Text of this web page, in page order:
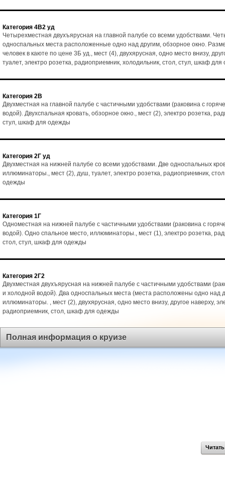
Категория 4В2 уд
Четырехместная двухъярусная на главной палубе со всеми удобствами.
односпальных места расположенные одно над другим, обзорное окно.
человек в каюте по цене 3Б уд., мест (4), двухярусная, одно место внизу,
туалет, электро розетка, радиоприемник, холодильник, стол, стул, шкаф
Категория 2В
Двухместная на главной палубе с частичными удобствами (раковина с
водой). Двухспальная кровать, обзорное окно., мест (2), электро розетка,
стул, шкаф для одежды
Категория 2Г уд
Двухместная на нижней палубе со всеми удобствами. Две односпальных
иллюминаторы., мест (2), душ, туалет, электро розетка, радиоприемник,
одежды
Категория 1Г
Одноместная на нижней палубе с частичными удобствами (раковина с
водой). Одно спальное место, иллюминаторы., мест (1), электро розетка,
стол, стул, шкаф для одежды
Категория 2Г2
Двухместная двухъярусная на нижней палубе с частичными удобствами
и холодной водой). Два односпальных места (места расположены одно над
иллюминаторы. , мест (2), двухярусная, одно место внизу, другое наверху,
радиоприемник, стол, шкаф для одежды
Полная информация о круизе